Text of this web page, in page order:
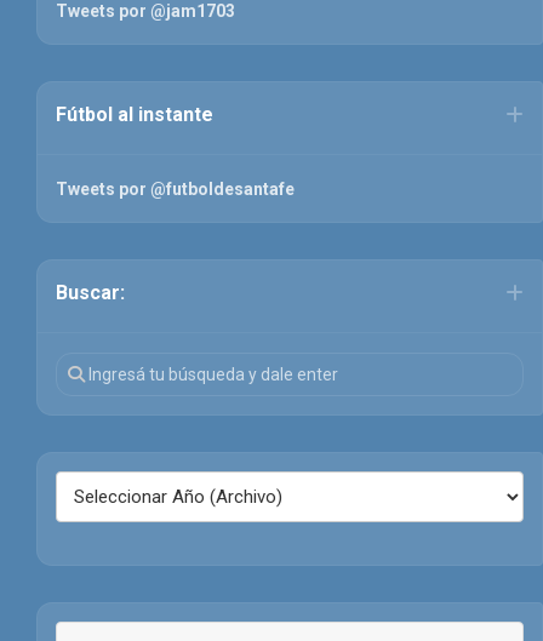
Tweets por @jam1703
Fútbol al instante
Tweets por @futboldesantafe
Buscar: